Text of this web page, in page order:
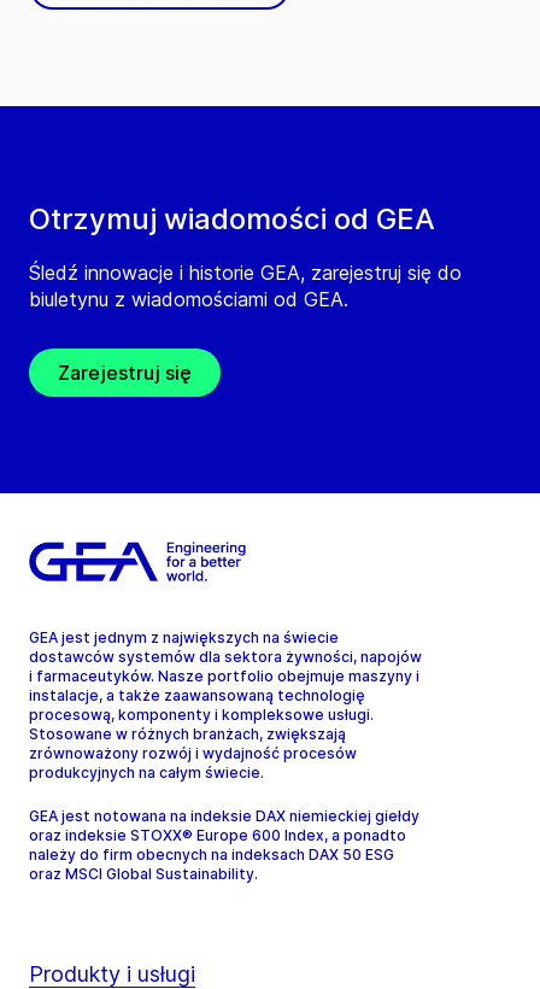
Otrzymuj wiadomości od GEA
Śledź innowacje i historie GEA, zarejestruj się do
biuletynu z wiadomościami od GEA.
Zarejestruj się
GEA jest jednym z największych na świecie
dostawców systemów dla sektora żywności, napojów
i farmaceutyków. Nasze portfolio obejmuje maszyny i
instalacje, a także zaawansowaną technologię
procesową, komponenty i kompleksowe usługi.
Stosowane w różnych branżach, zwiększają
zrównoważony rozwój i wydajność procesów
produkcyjnych na całym świecie.
GEA jest notowana na indeksie DAX niemieckiej giełdy
oraz indeksie STOXX® Europe 600 Index, a ponadto
należy do firm obecnych na indeksach DAX 50 ESG
oraz MSCI Global Sustainability.
Produkty i usługi